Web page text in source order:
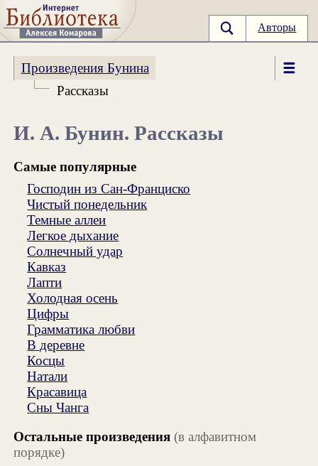
Авторы
Произведения Бунина
Рассказы
И. А. Бунин. Рассказы
Самые популярные
Господин из Сан-Франциско
Чистый понедельник
Темные аллеи
Легкое дыхание
Солнечный удар
Кавказ
Лапти
Холодная осень
Цифры
Грамматика любви
В деревне
Косцы
Натали
Красавица
Сны Чанга
Остальные произведения (в алфавитном
порядке)